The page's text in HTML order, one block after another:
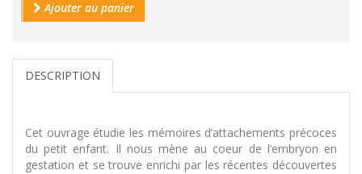
Ajouter au panier
DESCRIPTION
Cet ouvrage étudie les mémoires d’attachements précoces
du petit enfant. Il nous mène au coeur de l’embryon en
gestation et se trouve enrichi par les récentes découvertes